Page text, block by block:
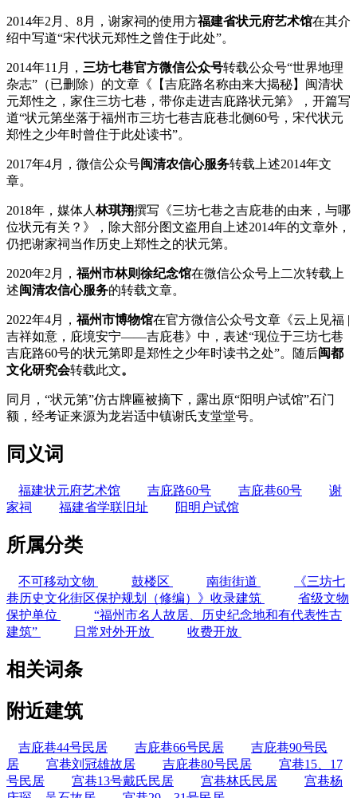
2014年2月、8月，谢家祠的使用方福建省状元府艺术馆在其介
绍中写道“宋代状元郑性之曾住于此处”。
2014年11月， 三坊七巷官方微信公众号转载公众号“世界地理
杂志”（已删除）的文章《【吉庇路名称由来大揭秘】闽清状
元郑性之，家住三坊七巷，带你走进吉庇路状元第》，开篇写
道“状元第坐落于福州市三坊七巷吉庇巷北侧60号，宋代状元
郑性之少年时曾住于此处读书”。
2017年4月，微信公众号闽清农信心服务转载上述2014年文
章。
2018年，媒体人林琪翔撰写《三坊七巷之吉庇巷的由来，与哪
位状元有关？》，除大部分图文盗用自上述2014年的文章外，
仍把谢家祠当作历史上郑性之的状元第。
2020年2月，福州市林则徐纪念馆在微信公众号上二次转载上
述 闽清农信心服务的转载文章。
2022年4月，福州市博物馆在官方微信公众号文章《云上见福 |
吉祥如意，庇境安宁——吉庇巷》中，表述“现位于三坊七巷
吉庇路60号的状元第即是郑性之少年时读书之处”。随后闽都
文化研究会转载此文。
同月，“状元第”仿古牌匾被摘下，露出原“阳明户试馆”石门
额，经考证来源为龙岩适中镇谢氏支堂堂号。
同义词
福建状元府艺术馆 吉庇路60号 吉庇巷60号
谢
家祠
福建省学联旧址 阳明户试馆
所属分类
不可移动文物 鼓楼区 南街街道
《三坊七
巷历史文化街区保护规划（修编）》收录建筑
省级文物
保护单位
“福州市名人故居、历史纪念地和有代表性古
建筑”
日常对外开放 收费开放
相关词条
附近建筑
吉庇巷44号民居 吉庇巷66号民居
吉庇巷90号民
居
宫巷刘冠雄故居 吉庇巷80号民居
宫巷15、17
号民居
宫巷13号戴氏民居 宫巷林氏民居
宫巷杨